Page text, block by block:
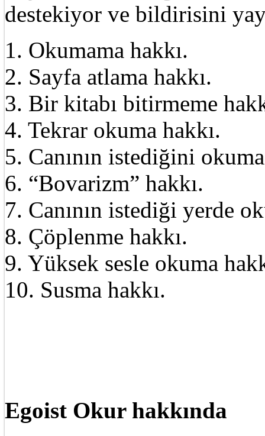
destekiyor ve bildirisini
1. Okumama hakkı.
2. Sayfa atlama hakkı.
3. Bir kitabı bitirmeme
4. Tekrar okuma hakkı.
5. Canının istediğini
6. “Bovarizm” hakkı.
7. Canının istediği yerde
8. Çöplenme hakkı.
9. Yüksek sesle okuma
10. Susma hakkı.
Egoist Okur hakkında